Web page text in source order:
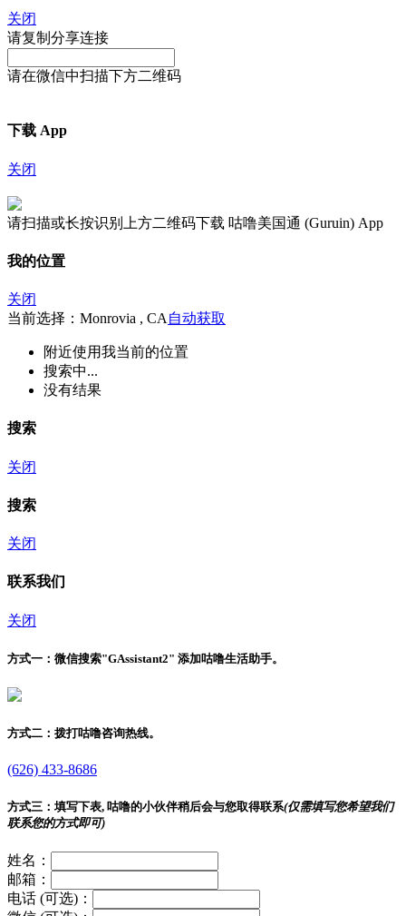
关闭
请复制分享连接
请在微信中扫描下方二维码
下载 App
关闭
请扫描或长按识别上方二维码下载 咕噜美国通 (Guruin) App
我的位置
关闭
当前选择：Monrovia , CA 自动获取
附近使用我当前的位置
搜索中...
没有结果
搜索
关闭
搜索
关闭
联系我们
关闭
方式一： 微信搜索"GAssistant2" 添加咕噜生活助手。
方式二： 拨打咕噜咨询热线。
(626) 433-8686
方式三： 填写下表, 咕噜的小伙伴稍后会与您取得联系(仅需填写您希望我们
联系您的方式即可)
姓名：
邮箱：
电话 (可选)：